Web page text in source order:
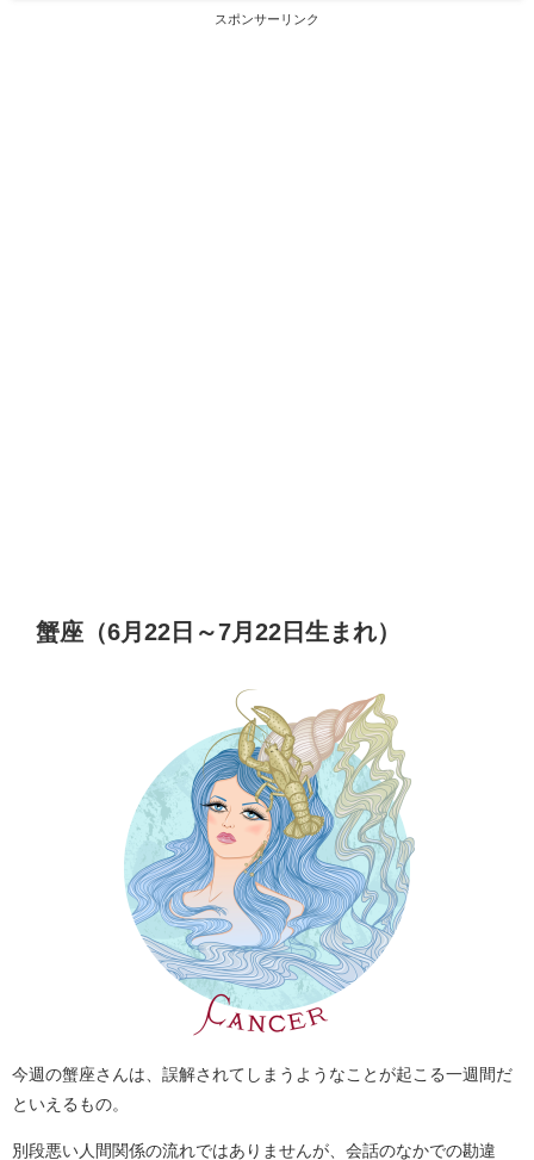
スポンサーリンク
蟹座（6月22日～7月22日生まれ）
今週の蟹座さんは、誤解されてしまうようなことが起こる一週間だ
といえるもの。
別段悪い人間関係の流れではありませんが、会話のなかでの勘違